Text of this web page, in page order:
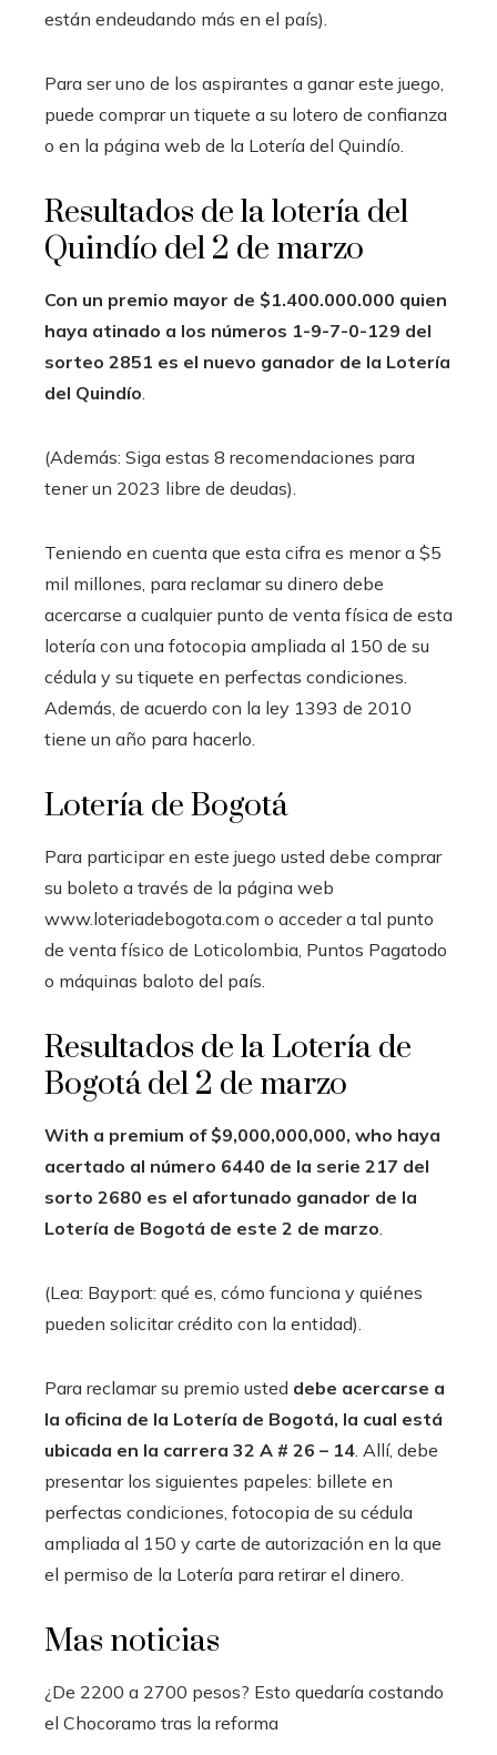
están endeudando más en el país).
Para ser uno de los aspirantes a ganar este juego,
puede comprar un tiquete a su lotero de confianza
o en la página web de la Lotería del Quindío.
Resultados de la lotería del
Quindío del 2 de marzo
Con un premio mayor de $1.400.000.000 quien
haya atinado a los números 1-9-7-0-129 del
sorteo 2851 es el nuevo ganador de la Lotería
del Quindío
(Además: Siga estas 8 recomendaciones para
tener un 2023 libre de deudas).
Teniendo en cuenta que esta cifra es menor a $5
mil millones, para reclamar su dinero debe
acercarse a cualquier punto de venta física de esta
lotería con una fotocopia ampliada al 150 de su
cédula y su tiquete en perfectas condiciones.
Además, de acuerdo con la ley 1393 de 2010
tiene un año para hacerlo.
Lotería de Bogotá
Para participar en este juego usted debe comprar
su boleto a través de la página web
www.loteriadebogota.com o acceder a tal punto
de venta físico de Loticolombia, Puntos Pagatodo
o máquinas baloto del país.
Resultados de la Lotería de
Bogotá del 2 de marzo
With a premium of $9,000,000,000, who haya
acertado al número 6440 de la serie 217 del
sorto 2680 es el afortunado ganador de la
Lotería de Bogotá de este 2 de marzo
(Lea: Bayport: qué es, cómo funciona y quiénes
pueden solicitar crédito con la entidad).
Para reclamar su premio usted debe acercarse a
la oficina de la Lotería de Bogotá, la cual está
ubicada en la carrera 32 A # 26 – 14 . Allí, debe
presentar los siguientes papeles: billete en
perfectas condiciones, fotocopia de su cédula
ampliada al 150 y carte de autorización en la que
el permiso de la Lotería para retirar el dinero.
Mas noticias
¿De 2200 a 2700 pesos? Esto quedaría costando
el Chocoramo tras la reforma